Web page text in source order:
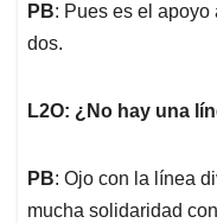
PB: Pues es el
dos.
L2O: ¿No hay una
PB: Ojo con la línea
mucha solidaridad